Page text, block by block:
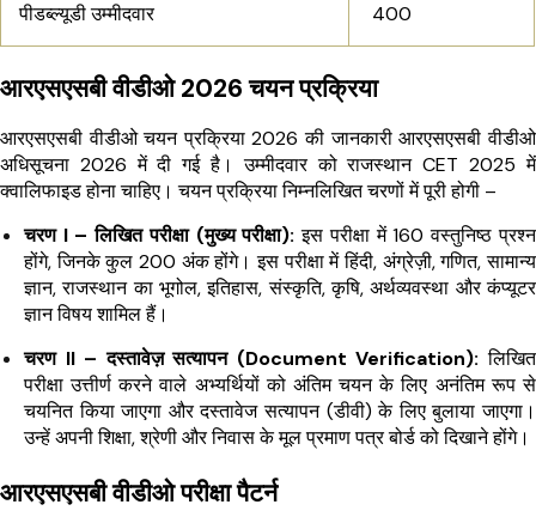
पीडब्ल्यूडी उम्मीदवार ₹ 400
आरएसएसबी वीडीओ 2026 चयन प्रक्रिया
आरएसएसबी वीडीओ चयन प्रक्रिया 2026 की जानकारी आरएसएसबी वीडीओ
अधिसूचना 2026 में दी गई है। उम्मीदवार को राजस्थान CET 2025 में
क्वालिफाइड होना चाहिए। चयन प्रक्रिया निम्नलिखित चरणों में पूरी होगी –
चरण I – लिखित परीक्षा (मुख्य परीक्षा): इस परीक्षा में 160 वस्तुनिष्ठ प्रश्न
होंगे, जिनके कुल 200 अंक होंगे। इस परीक्षा में हिंदी, अंग्रेज़ी, गणित, सामान्य
ज्ञान, राजस्थान का भूगोल, इतिहास, संस्कृति, कृषि, अर्थव्यवस्था और कंप्यूटर
ज्ञान विषय शामिल हैं।
चरण II – दस्तावेज़ सत्यापन (Document Verification): लिखित
परीक्षा उत्तीर्ण करने वाले अभ्यर्थियों को अंतिम चयन के लिए अनंतिम रूप से
चयनित किया जाएगा और दस्तावेज सत्यापन (डीवी) के लिए बुलाया जाएगा।
उन्हें अपनी शिक्षा, श्रेणी और निवास के मूल प्रमाण पत्र बोर्ड को दिखाने होंगे।
आरएसएसबी वीडीओ परीक्षा पैटर्न